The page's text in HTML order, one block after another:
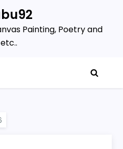
Painting, Poetry and
etc..